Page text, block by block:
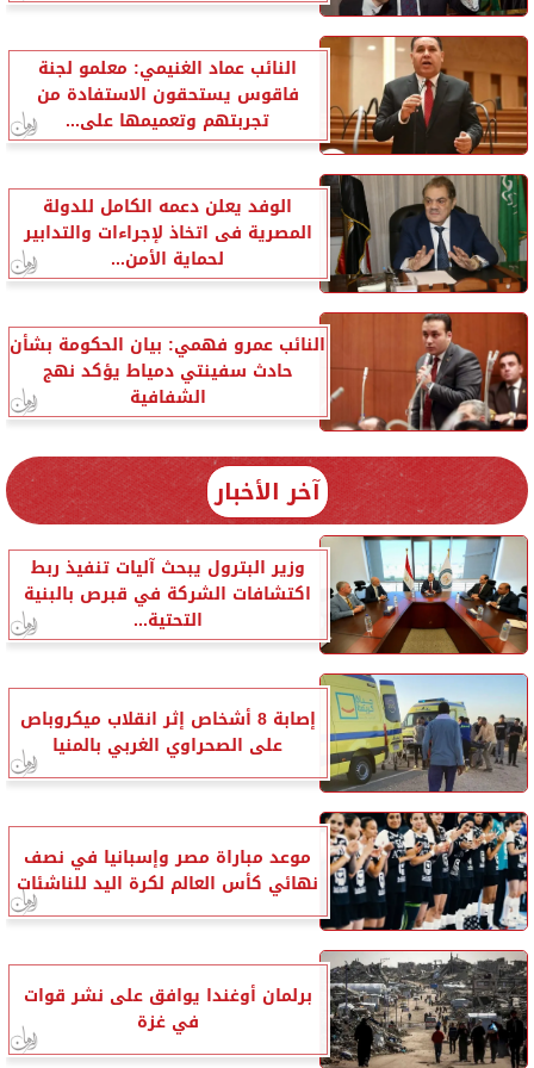
النائب عماد الغنيمي: معلمو لجنة
فاقوس يستحقون الاستفادة من
تجربتهم وتعميمها على...
الوفد يعلن دعمه الكامل للدولة
المصرية فى اتخاذ لإجراءات والتدابير
لحماية الأمن...
النائب عمرو فهمي: بيان الحكومة بشأن
حادث سفينتي دمياط يؤكد نهج
الشفافية
آخر الأخبار
وزير البترول يبحث آليات تنفيذ ربط
اكتشافات الشركة في قبرص بالبنية
التحتية...
إصابة 8 أشخاص إثر انقلاب ميكروباص
على الصحراوي الغربي بالمنيا
موعد مباراة مصر وإسبانيا في نصف
نهائي كأس العالم لكرة اليد للناشئات
برلمان أوغندا يوافق على نشر قوات
في غزة